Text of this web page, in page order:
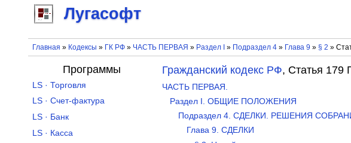
Лугасофт
Главная » Кодексы » ГК РФ» ЧАСТЬ ПЕРВАЯ » Раздел I » Подраздел 4» Глава 9 » § 2 »
Гражданский кодекс РФ, Статья 179
ЧАСТЬ ПЕРВАЯ.
Раздел I. ОБЩИЕ ПОЛОЖЕНИЯ
Подраздел 4. СДЕЛКИ. РЕШЕНИЯ
Глава 9. СДЕЛКИ
Программы
LS · Торговля
LS · Счет-фактура
LS · Банк
LS · Касса